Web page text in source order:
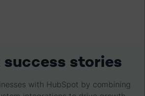
success stories
with HubSpot by combining